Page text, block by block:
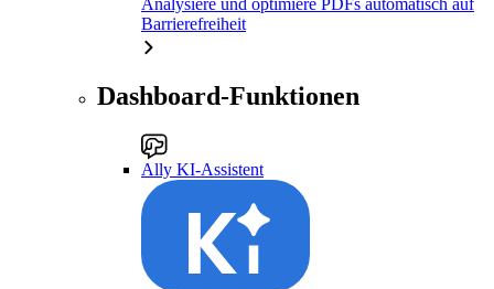
Barrierefreiheit
Dashboard-Funktionen
Ally KI-Assistent